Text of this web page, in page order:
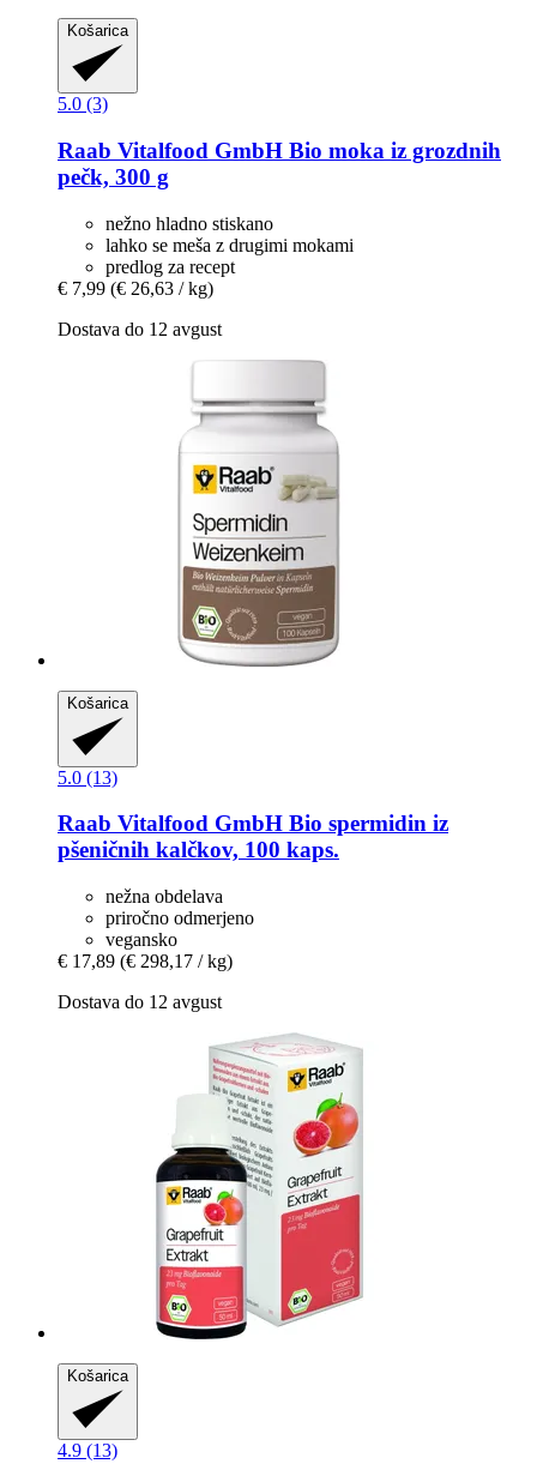
Košarica
5.0 (3)
Raab Vitalfood GmbH Bio moka iz grozdnih
pečk, 300 g
nežno hladno stiskano
lahko se meša z drugimi mokami
predlog za recept
€ 7,99 (€ 26,63 / kg)
Dostava do 12 avgust
Košarica
5.0 (13)
Raab Vitalfood GmbH Bio spermidin iz
pšeničnih kalčkov, 100 kaps.
nežna obdelava
priročno odmerjeno
vegansko
€ 17,89 (€ 298,17 / kg)
Dostava do 12 avgust
Košarica
4.9 (13)